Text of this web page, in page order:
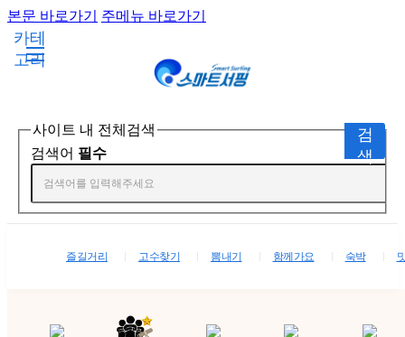
본문 바로가기 주메뉴 바로가기
사이트 내 전체검색
검색어 필수
검
색
카테
고리
즐길거리 고수찾기 뽐내기 함께가요 숙박